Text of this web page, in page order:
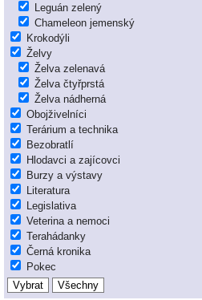
Leguán zelený
Chameleon jemenský
Krokodýli
Želvy
Želva zelenavá
Želva čtyřprstá
Želva nádherná
Obojživelníci
Terárium a technika
Bezobratlí
Hlodavci a zajícovci
Burzy a výstavy
Literatura
Legislativa
Veterina a nemoci
Terahádanky
Černá kronika
Pokec